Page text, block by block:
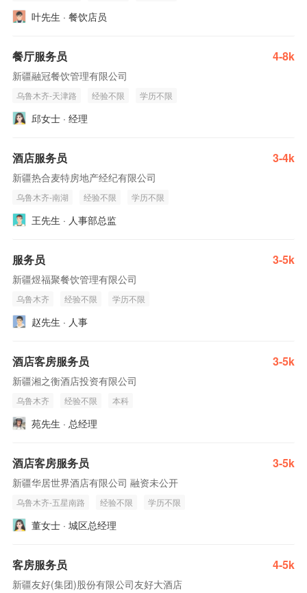
叶先生 · 餐饮店员
餐厅服务员 4-8k
新疆融冠餐饮管理有限公司
乌鲁木齐-天津路 经验不限 学历不限
邱女士 · 经理
酒店服务员 3-4k
新疆热合麦特房地产经纪有限公司
乌鲁木齐-南湖 经验不限 学历不限
王先生 · 人事部总监
服务员 3-5k
新疆煜福聚餐饮管理有限公司
乌鲁木齐 经验不限 学历不限
赵先生 · 人事
酒店客房服务员 3-5k
新疆湘之衡酒店投资有限公司
乌鲁木齐 经验不限 本科
苑先生 · 总经理
酒店客房服务员 3-5k
新疆华居世界酒店有限公司 融资未公开
乌鲁木齐-五星南路 经验不限 学历不限
董女士 · 城区总经理
客房服务员 4-5k
新疆友好(集团)股份有限公司友好大酒店